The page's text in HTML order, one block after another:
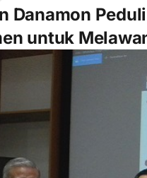
Danamon
untuk